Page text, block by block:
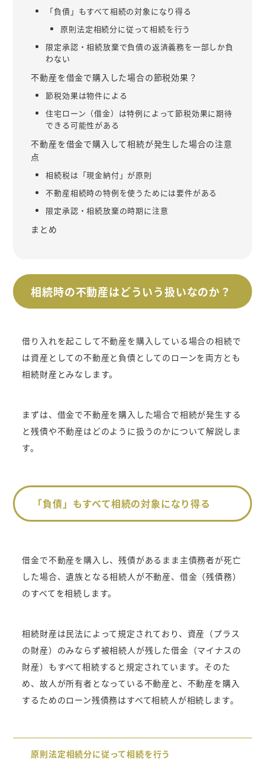
「負債」もすべて相続の対象になり得る
原則法定相続分に従って相続を行う
限定承認・相続放棄で負債の返済義務を一部しか負
わない
不動産を借金で購入した場合の節税効果？
節税効果は物件による
住宅ローン（借金）は特例によって節税効果に期待
できる可能性がある
不動産を借金で購入して相続が発生した場合の注意
点
相続税は「現金納付」が原則
不動産相続時の特例を使うためには要件がある
限定承認・相続放棄の時期に注意
まとめ
相続時の不動産はどういう扱いなのか？
借り入れを起こして不動産を購入している場合の相続で
は資産としての不動産と負債としてのローンを両方とも
相続財産とみなします。
まずは、借金で不動産を購入した場合で相続が発生する
と残債や不動産はどのように扱うのかについて解説しま
す。
「負債」もすべて相続の対象になり得る
借金で不動産を購入し、残債があるまま主債務者が死亡
した場合、遺族となる相続人が不動産、借金（残債務）
のすべてを相続します。
相続財産は民法によって規定されており、資産（プラス
の財産）のみならず被相続人が残した借金（マイナスの
財産）もすべて相続すると規定されています。そのた
め、故人が所有者となっている不動産と、不動産を購入
するためのローン残債務はすべて相続人が相続します。
原則法定相続分に従って相続を行う